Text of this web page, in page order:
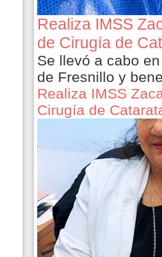
Realiza IMSS
de Cirugía de
Se llevó a cabo
de Fresnillo y
Realiza IMSS
Cirugía de